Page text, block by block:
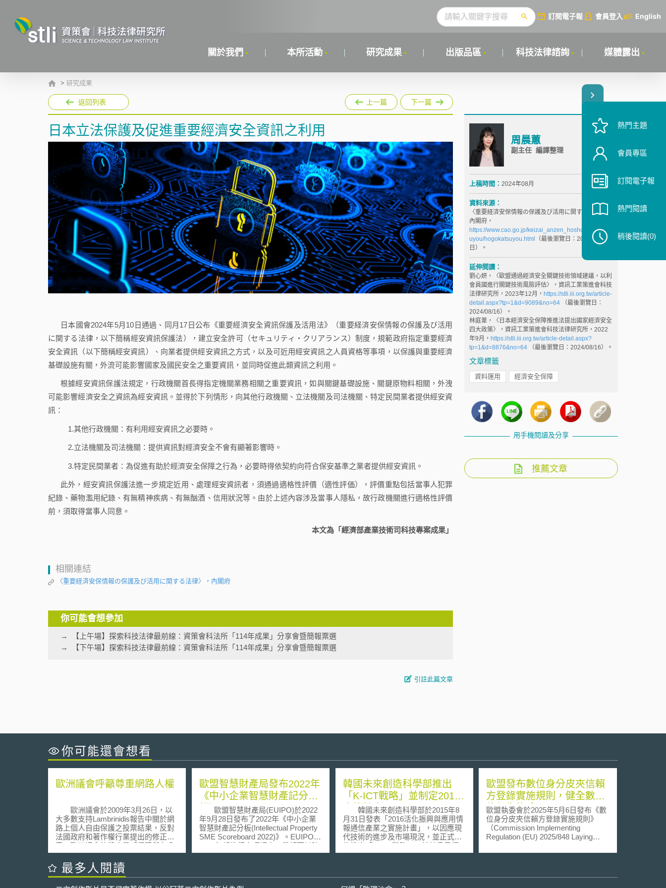
訂閱電子報 會員登入 English
關於我們 本所活動 研究成果 出版品區 科技法律諮詢 媒體露出
> 研究成果
返回列表 上一篇 下一篇
日本立法保護及促進重要經濟安全資訊之利用
日本國會2024年5月10日通過、同月17日公布《重要經濟安全資訊保護及活用法》（重要経済安保情報の保護及び活用
に関する法律，以下簡稱經安資訊保護法），建立安全許可（セキュリティ・クリアランス）制度，規範政府指定重要經濟
安全資訊（以下簡稱經安資訊）、向業者提供經安資訊之方式，以及可近用經安資訊之人員資格等事項，以保護與重要經濟
基礎設施有關，外流可能影響國家及國民安全之重要資訊，並同時促進此類資訊之利用。
根據經安資訊保護法規定，行政機關首長得指定機關業務相關之重要資訊，如與關鍵基礎設施、關鍵原物料相關，外洩
可能影響經濟安全之資訊為經安資訊。並得於下列情形，向其他行政機關、立法機關及司法機關、特定民間業者提供經安資
訊：
1.其他行政機關：有利用經安資訊之必要時。
2.立法機關及司法機關：提供資訊對經濟安全不會有顯著影響時。
3.特定民間業者：為促進有助於經濟安全保障之行為，必要時得依契約向符合保安基準之業者提供經安資訊。
此外，經安資訊保護法進一步規定近用、處理經安資訊者，須通過適格性評價（適性評価），評價重點包括當事人犯罪
紀錄、藥物濫用紀錄、有無精神疾病、有無酗酒、信用狀況等。由於上述內容涉及當事人隱私，故行政機關進行適格性評價
前，須取得當事人同意。
本文為「經濟部產業技術司科技專案成果」
相關連結
〈重要経済安保情報の保護及び活用に関する法律〉，內閣府
你可能會想參加
【上午場】探索科技法律最前線：資策會科法所「114年成果」分享會暨簡報票選
【下午場】探索科技法律最前線：資策會科法所「114年成果」分享會暨簡報票選
引註此篇文章
周晨蕙
副主任 編譯整理
上稿時間： 2024年08月
資料來源：
〈重要経済安保情報の保護及び活用に関する法律〉，
內閣府，
https://www.cao.go.jp/keizai_anzen_hosho/hogokats
uyou/hogokatsuyou.html
（最後瀏覽日：2024年8月13
日）。
延伸閱讀：
劉心妍，〈歐盟通過經濟安全關鍵技術領域建議，以利
會員國進行關鍵技術風險評估〉，資訊工業策進會科技
法律研究所，2023年12月， https://stli.iii.org.tw/article-
detail.aspx?tp=1&d=9089&no=64（最後瀏覽日：
2024/08/16）。
林庭葦，〈日本經濟安全保障推進法提出國家經濟安全
四大政策〉，資訊工業策進會科技法律研究所，2022
年9月， https://stli.iii.org.tw/article-detail.aspx?
tp=1&d=8876&no=64（最後瀏覽日：2024/08/16）。
文章標籤
資料運用 經濟安全保障
用手機閱讀及分享
推薦文章
你可能還會想看
歐洲議會呼籲尊重網路人權
歐洲議會於2009年3月26日，以
大多數支持Lambrinidis報告中關於網
路上個人自由保護之投票結果，反對
法國政府和著作權行業提出的修正
案。歐洲議會的態度是「保障所有公
民接近使用網路就如同保障所有公民
接受教育」，而且「政府或私人組織
不能以處罰之方式拒給這種接近使用
歐盟智慧財產局發布2022年
《中小企業智慧財產記分
板》
歐盟智慧財產局(EUIPO)於2022
年9月28日發布了2022年《中小企業
智慧財產記分板(Intellectual Property
SME Scoreboard 2022)》。EUIPO從
2016年起進行本項調查，希望可以瞭
解中小企業的現況，持續強化中小企
韓國未來創造科學部推出
「K-ICT戰略」並制定2016
實施計畫
韓國未來創造科學部於2015年8
月31日發表「2016活化振興與應用情
報通信產業之實施計畫」，以因應現
代技術的進步及市場現況，並正式宣
佈推出「K-ICT戰略」，於計畫目標
中具體呈現連結韓國ICT產業，促進
歐盟發布數位身分皮夾信賴
方登錄實施規則，健全數位
信任生態系
歐盟執委會於2025年5月6日發布《數
位身分皮夾信賴方登錄實施規則》
（Commission Implementing
Regulation (EU) 2025/848 Laying
Regulation (EU) No 910/2024 of the
最多人閱讀
熱門主題
會員專區
訂閱電子報
熱門閱讀
稍後閱讀(0)